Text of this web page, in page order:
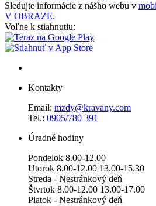
Sledujte informácie z nášho webu v
V OBRAZE.
Voľne k stiahnutiu:
Kontakty
Email: mzdy@kravany.com
Tel.: 0905/780 391
Úradné hodiny
Pondelok 8.00-12.00
Utorok 8.00-12.00 13.00-15.30
Streda - Nestránkový deň
Štvrtok 8.00-12.00 13.00-17.00
Piatok - Nestránkový deň